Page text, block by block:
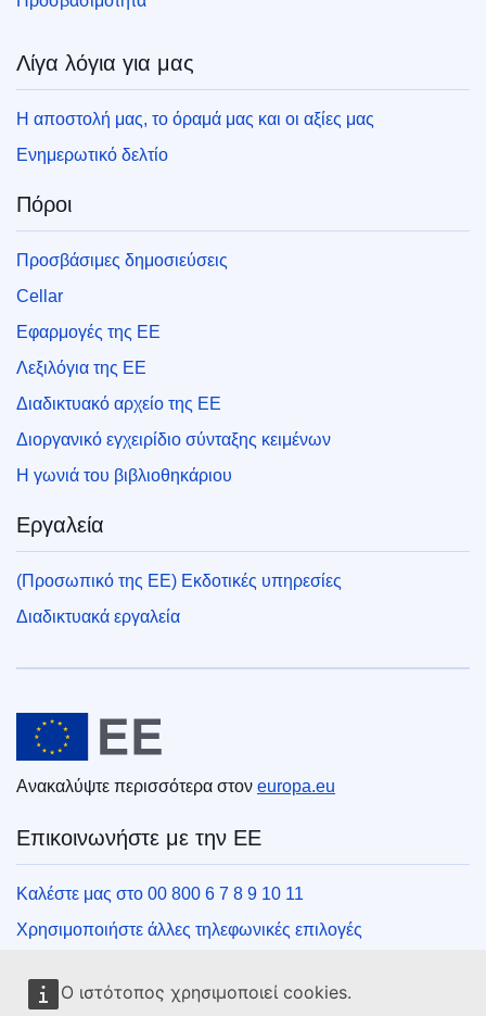
Ο ιστότοπος χρησιμοποιεί cookies.
Λίγα λόγια για μας
Η αποστολή μας, το όραμά μας και οι αξίες μας
Ενημερωτικό δελτίο
Πόροι
Προσβάσιμες δημοσιεύσεις
Cellar
Εφαρμογές της ΕΕ
Λεξιλόγια της ΕΕ
Διαδικτυακό αρχείο της ΕΕ
Διοργανικό εγχειρίδιο σύνταξης κειμένων
Η γωνιά του βιβλιοθηκάριου
Εργαλεία
(Προσωπικό της ΕΕ) Εκδοτικές υπηρεσίες
Διαδικτυακά εργαλεία
Ευρωπαϊκή Ένωση
Ανακαλύψτε περισσότερα στον europa.eu
Επικοινωνήστε με την ΕΕ
Καλέστε μας στο 00 800 6 7 8 9 10 11
Χρησιμοποιήστε άλλες τηλεφωνικές επιλογές
Συναντήστε μας σε ένα από τα κέντρα της ΕΕ